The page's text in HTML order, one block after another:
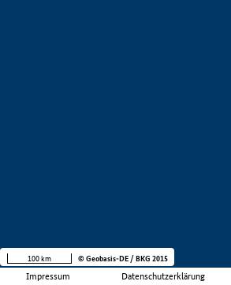
Impressum Datenschutzerklärung
100 km © Geobasis-DE / BKG 2015